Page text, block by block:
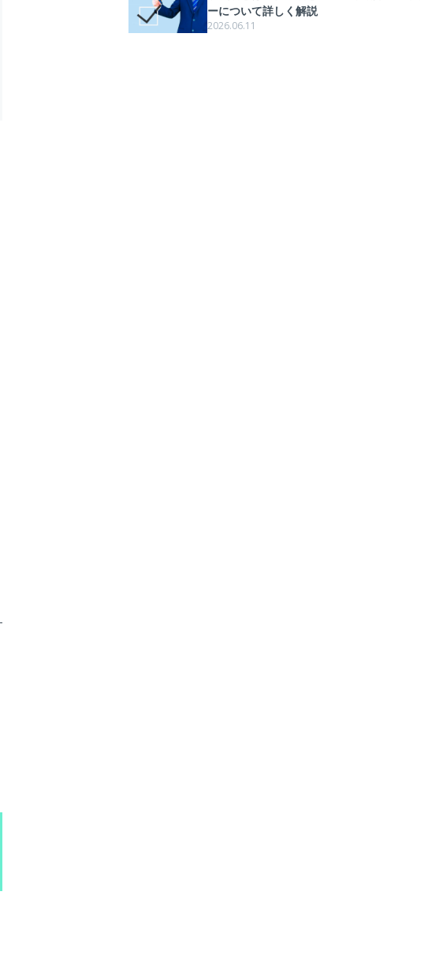
ーについて詳しく解説
2026.06.11